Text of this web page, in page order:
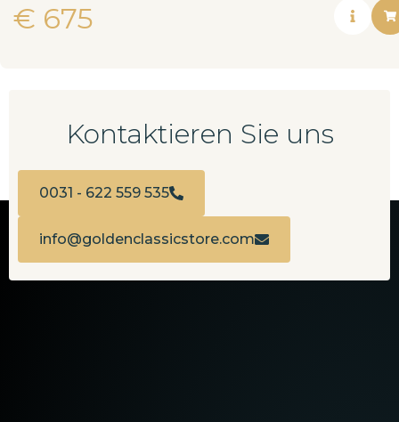
€ 675
Kontaktieren Sie uns
0031 - 622 559 535
info@goldenclassicstore.com